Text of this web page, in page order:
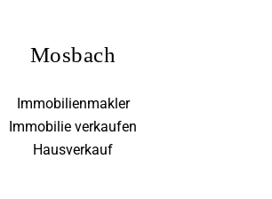
Mosbach
Immobilienmakler
Immobilie verkaufen
Hausverkauf